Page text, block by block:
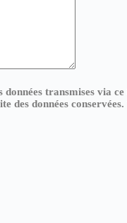
données transmises via
des données